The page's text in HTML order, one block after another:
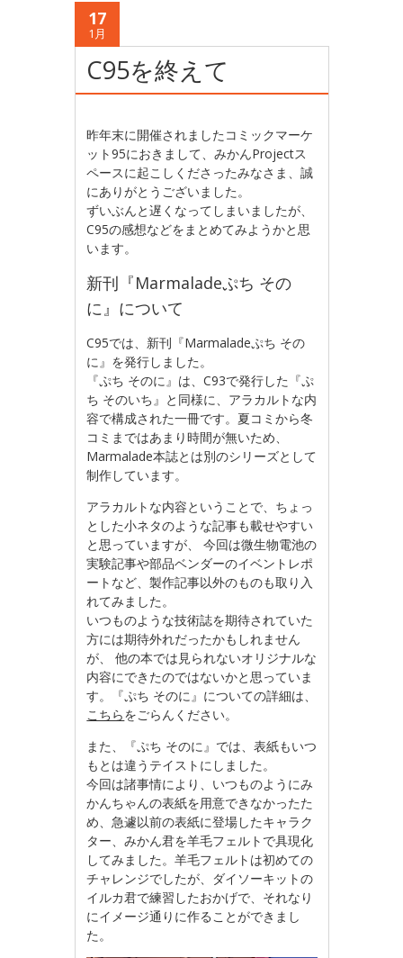
17
1月
C95を終えて
昨年末に開催されましたコミックマーケ
ット95におきまして、みかんProjectス
ペースに起こしくださったみなさま、誠
にありがとうございました。
ずいぶんと遅くなってしまいましたが、
C95の感想などをまとめてみようかと思
います。
新刊『Marmaladeぷち その
に』について
C95では、新刊『Marmaladeぷち その
に』を発行しました。
『ぷち そのに』は、C93で発行した『ぷ
ち そのいち』と同様に、アラカルトな内
容で構成された一冊です。夏コミから冬
コミまではあまり時間が無いため、
Marmalade本誌とは別のシリーズとして
制作しています。
アラカルトな内容ということで、ちょっ
とした小ネタのような記事も載せやすい
と思っていますが、 今回は微生物電池の
実験記事や部品ベンダーのイベントレポ
ートなど、製作記事以外のものも取り入
れてみました。
いつものような技術誌を期待されていた
方には期待外れだったかもしれません
が、 他の本では見られないオリジナルな
内容にできたのではないかと思っていま
す。『ぷち そのに』についての詳細は、
こちらをごらんください。
また、『ぷち そのに』では、表紙もいつ
もとは違うテイストにしました。
今回は諸事情により、いつものようにみ
かんちゃんの表紙を用意できなかったた
め、急遽以前の表紙に登場したキャラク
ター、みかん君を羊毛フェルトで具現化
してみました。羊毛フェルトは初めての
チャレンジでしたが、ダイソーキットの
イルカ君で練習したおかげで、それなり
にイメージ通りに作ることができまし
た。